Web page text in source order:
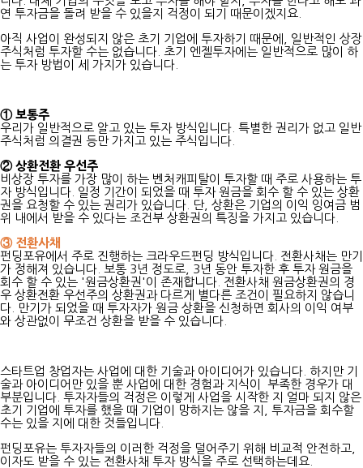
연 투자금을 돌려 받을 수 있을지 걱정이 되기 때문이겠지요.
아직 사업이 완성되지 않은 초기 기업에 투자하기 때문에, 일반적인 상장
주식처럼 투자할 수는 없습니다. 초기 엔젤투자에는 일반적으로 많이 하
는 투자 방법이 세 가지가 있습니다.
① 보통주
우리가 일반적으로 알고 있는 투자 방식입니다. 특별한 권리가 없고 일반
주식처럼 의결권 등만 가지고 있는 주식입니다.
② 상환전환 우선주
비상장 투자를 가장 많이 하는 벤처캐피탈이 투자할 때 주로 사용하는 투
자 방식입니다. 일정 기간이 되었을 때 투자 원금을 회수 할 수 있는 상환
권을 요청할 수 있는 권리가 있습니다. 단, 상환은 기업의 이익 잉여금 범
위 내에서 받을 수 있다는 조건부 상환권의 특징을 가지고 있습니다.
③ 전환사채
펀딩포유에서 주로 진행하는 크라우드펀딩 방식입니다. 전환사채는 만기
가 정해져 있습니다. 보통 3년 정도로, 3년 동안 투자한 후 투자 원금을
회수 할 수 있는 '원금상환권'이 존재합니다. 전환사채 원금상환권의 경
우 상환전환 우선주의 상환권과 다르게 별다른 조건이 필요하지 않습니
다. 만기가 되었을 때 투자자가 원금 상환을 신청하면 회사의 이익 여부
와 상관없이 무조건 상환을 받을 수 있습니다.
스타트업 창업자는 사업에 대한 기술과 아이디어가 있습니다. 하지만 기
술과 아이디어만 있을 뿐 사업에 대한 경험과 지식이 부족한 경우가 대
부분입니다. 투자자들의 걱정은 이렇게 사업을 시작한 지 얼마 되지 않은
초기 기업에 투자를 했을 때 기업이 망하지는 않을 지, 투자금을 회수할
수는 있을 지에 대한 것들입니다.
펀딩포유는 투자자들의 이러한 걱정을 덜어주기 위해 비교적 안전하고,
이자도 받을 수 있는 전환사채 투자 방식을 주로 선택하는데요.